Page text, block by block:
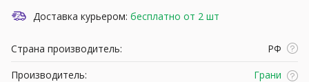
Доставка курьером: бесплатно от 2 шт
Страна производитель:
РФ
Производитель:
Грани